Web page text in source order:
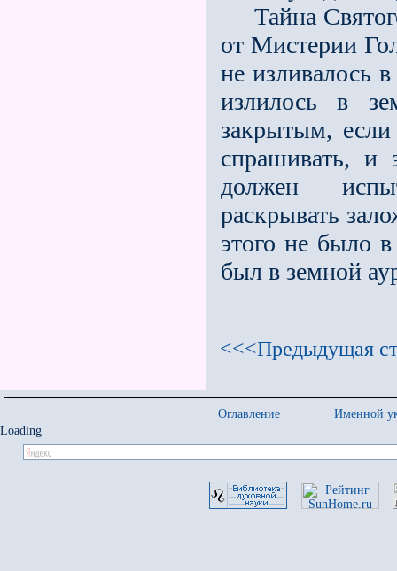
Тайна
от Мистерии
не изливалось
излилось в
закрытым, если
спрашивать, и
должен
раскрывать
этого не было
был в земной
<<<Предыдущая
Оглавление
Именной
Loading